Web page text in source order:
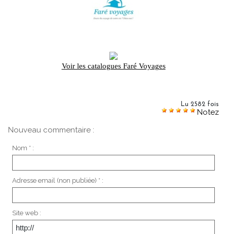
Voir les catalogues Faré Voyages
Lu 2582 fois
Notez
Nouveau commentaire :
Nom * :
Adresse email (non publiée) * :
Site web :